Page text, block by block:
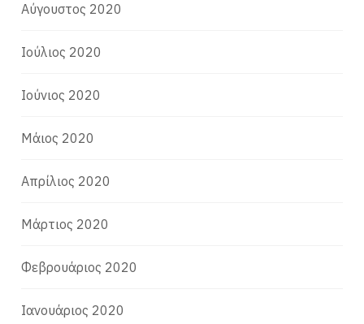
Αύγουστος 2020
Ιούλιος 2020
Ιούνιος 2020
Μάιος 2020
Απρίλιος 2020
Μάρτιος 2020
Φεβρουάριος 2020
Ιανουάριος 2020